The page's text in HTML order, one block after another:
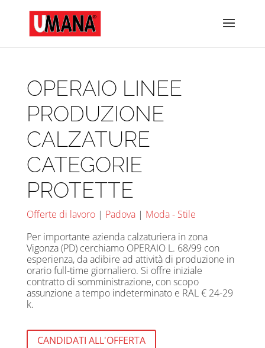
OPERAIO LINEE
PRODUZIONE
CALZATURE
CATEGORIE
PROTETTE
Offerte di lavoro| Padova| Moda - Stile
Per importante azienda calzaturiera in zona
Vigonza (PD) cerchiamo OPERAIO L. 68/99 con
esperienza, da adibire ad attività di produzione in
orario full-time giornaliero. Si offre iniziale
contratto di somministrazione, con scopo
assunzione a tempo indeterminato e RAL € 24-29
k.
CANDIDATI ALL'OFFERTA